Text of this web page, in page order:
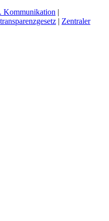
Kommunikation |
| Zentraler